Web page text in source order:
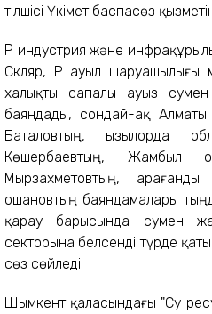
тілшісі Үкімет баспасөз
ҚР индустрия және
Скляр, ҚР ауыл шаруашылығы
халықты сапалы ауыз
баяндады, сондай-ақ
Баталовтың, Қызылорда
Көшербаевтың, Жамбыл
Мырзахметовтың,
Қошановтың баяндамалары
қарау барысында сумен
секторына белсенді түрде
сөз сөйледі.
Шымкент қаласындағы "Су